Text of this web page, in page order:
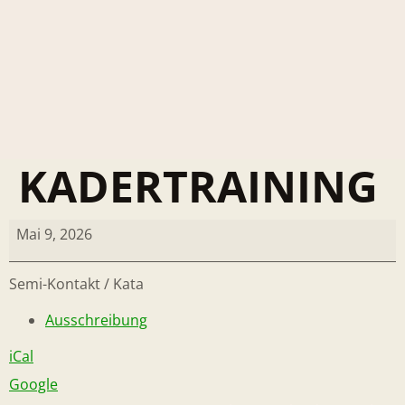
KADERTRAINING
Mai 9, 2026
Semi-Kontakt / Kata
Ausschreibung
iCal
Google